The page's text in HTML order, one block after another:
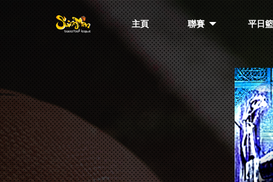
主頁 聯賽 平日